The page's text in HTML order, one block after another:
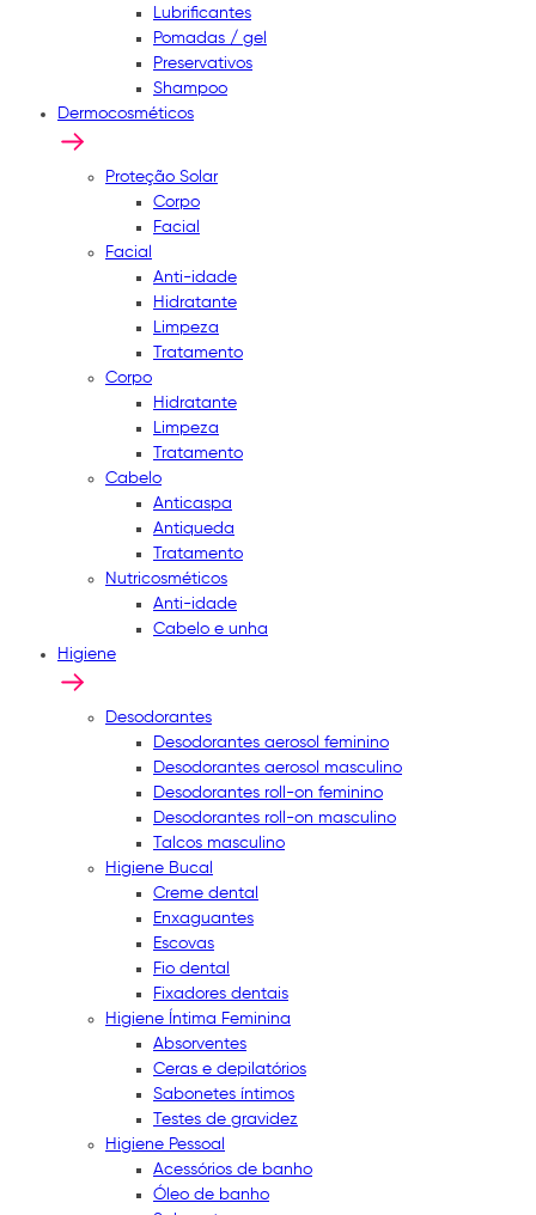
Lubrificantes
Pomadas / gel
Preservativos
Shampoo
Dermocosméticos
Proteção Solar
Corpo
Facial
Facial
Anti-idade
Hidratante
Limpeza
Tratamento
Corpo
Hidratante
Limpeza
Tratamento
Cabelo
Anticaspa
Antiqueda
Tratamento
Nutricosméticos
Anti-idade
Cabelo e unha
Higiene
Desodorantes
Desodorantes aerosol feminino
Desodorantes aerosol masculino
Desodorantes roll-on feminino
Desodorantes roll-on masculino
Talcos masculino
Higiene Bucal
Creme dental
Enxaguantes
Escovas
Fio dental
Fixadores dentais
Higiene Íntima Feminina
Absorventes
Ceras e depilatórios
Sabonetes íntimos
Testes de gravidez
Higiene Pessoal
Acessórios de banho
Óleo de banho